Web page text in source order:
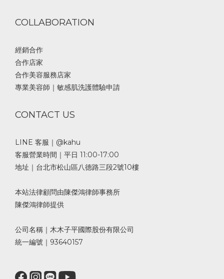
COLLABORATION
經銷合作
合作店家
合作美容服務店家
專業美容師｜敏感肌洗護體驗申請
CONTACT US
LINE 客服｜@kahu
客服營業時間｜平日 11:00-17:00
地址｜台北市松山區八德路三段2號10樓
本站法律顧問由陳傑鴻律師事務所
陳傑鴻律師提供
公司名稱｜木木子平國際股份有限公司
統一編號｜93640157